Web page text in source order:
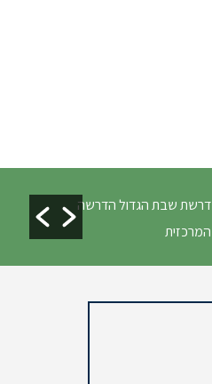
דרשת שבת הגדול הדרשה
המרכזית